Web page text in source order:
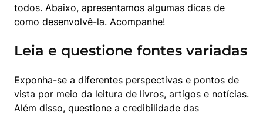
todos. Abaixo, apresentamos algumas dicas de
como desenvolvê-la. Acompanhe!
Leia e questione fontes variadas
Exponha-se a diferentes perspectivas e pontos de
vista por meio da leitura de livros, artigos e notícias.
Além disso, questione a credibilidade das